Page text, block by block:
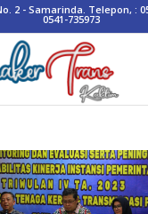
2 - Samarinda. Telepon, :
0541-735973